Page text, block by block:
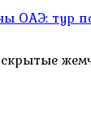
ОАЭ: тур
скрытые